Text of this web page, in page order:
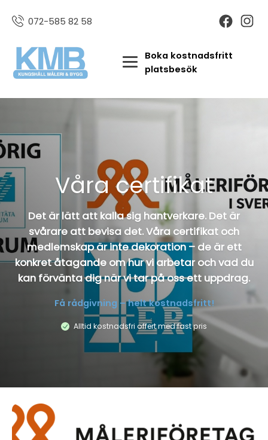
072-585 82 58
Boka kostnadsfritt
platsbesök
Våra certifikat
Det är lätt att kalla sig hantverkare. Det är
svårare att bevisa det. Våra certifikat och
medlemskap är inte dekoration – de är ett
konkret åtagande om hur vi arbetar och vad du
kan förvänta dig när vi tar på oss ett uppdrag.
Få rådgivning – helt kostnadsfritt!
Alltid kostnadsfri offert med fast pris